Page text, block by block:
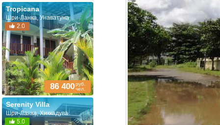
Tropicana
Шри-Ланка, Унаватуна
2.0
86 400руб.
чел.
Serenity Villa
Шри-Ланка, Хиккадува
5.0